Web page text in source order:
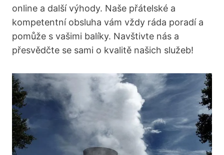
online a ⁢další⁢ výhody. Naše přátelské a
kompetentní obsluha vám vždy ráda‍ poradí a
pomůže s vašimi balíky. Navštivte nás a
přesvědčte se ‌sami ⁣o kvalitě našich‍ služeb!